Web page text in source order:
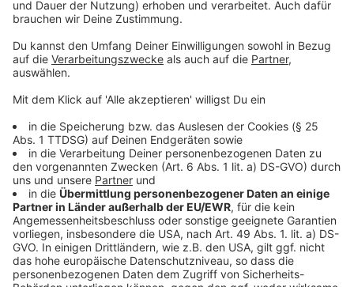
Wer sich schützen will, muss sich informieren
Anzeige
Das Fazit ist klar: Ohne Eigeninitiative werden Social-
Media-Nutzer ihre Daten nie wirklich schützen können.
Deshalb lohnt es sich, in regelmäßigen Abständen sich
zu informieren, welche Daten von einem benutzt
werden um so handeln zu können. Sichere Anleitungen
für alle großen Seiten und Netzwerke gibt es auf
"Klicksafe".